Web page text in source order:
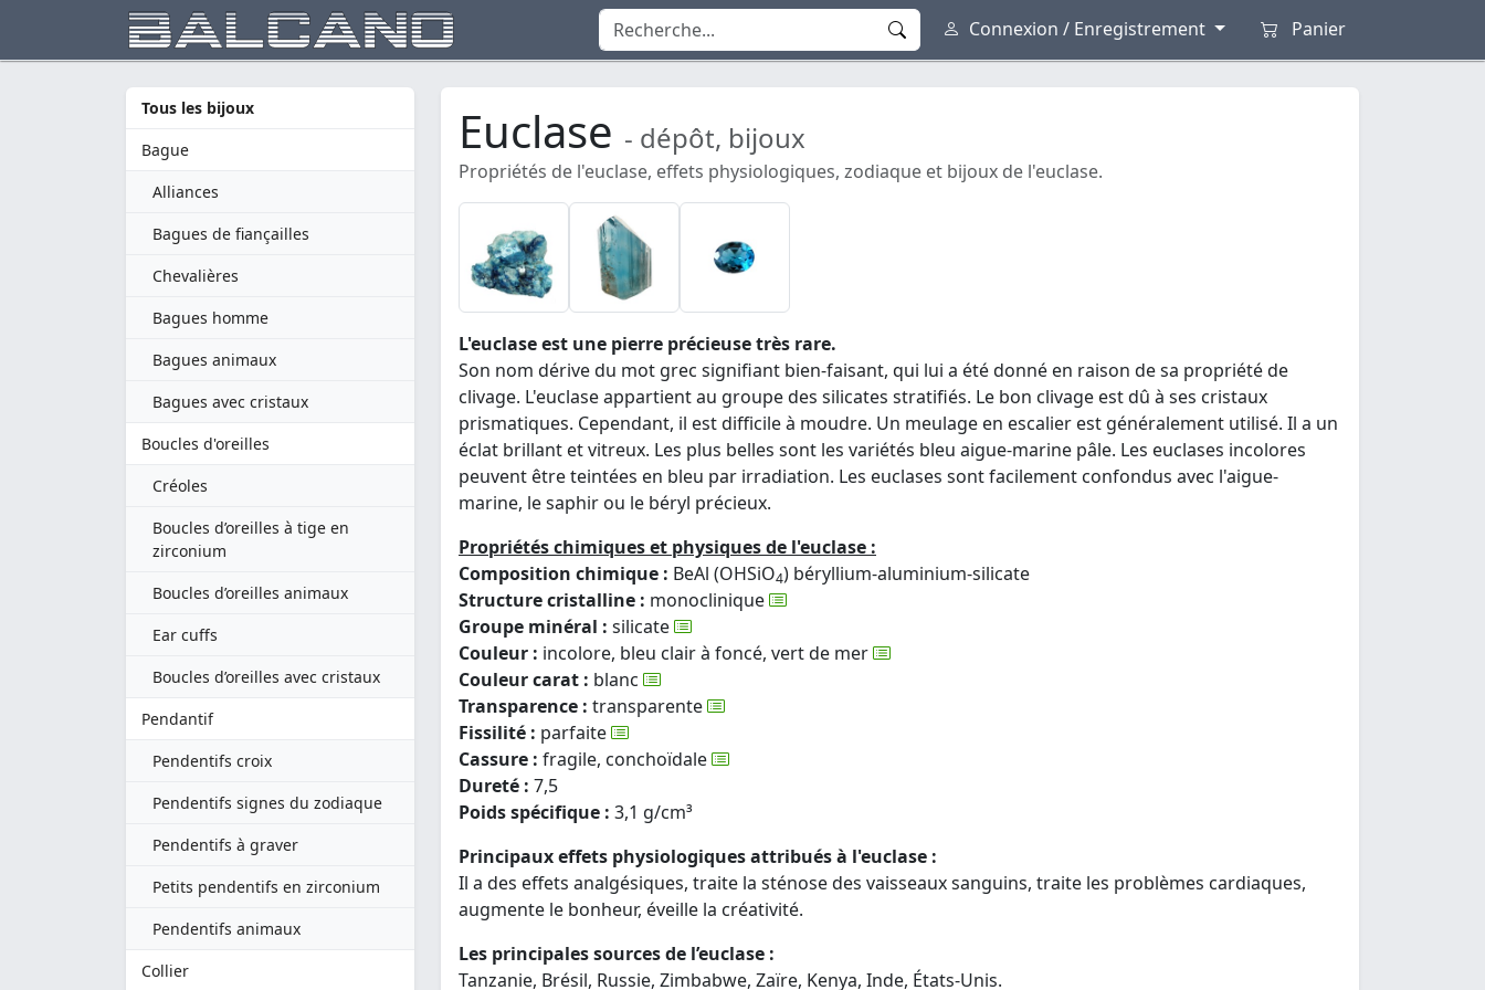
Connexion / Enregistrement Panier
Tous les bijoux
Bague
Alliances
Bagues de fiançailles
Chevalières
Bagues homme
Bagues animaux
Bagues avec cristaux
Boucles d'oreilles
Créoles
Boucles d’oreilles à tige en
zirconium
Boucles d’oreilles animaux
Ear cuffs
Boucles d’oreilles avec cristaux
Pendantif
Pendentifs croix
Pendentifs signes du zodiaque
Pendentifs à graver
Petits pendentifs en zirconium
Pendentifs animaux
Collier
Euclase - dépôt, bijoux
Propriétés de l'euclase, effets physiologiques, zodiaque et bijoux de l'euclase.
L'euclase est une pierre précieuse très rare.
Son nom dérive du mot grec signifiant bien-faisant, qui lui a été donné en raison de sa propriété de
clivage. L'euclase appartient au groupe des silicates stratifiés. Le bon clivage est dû à ses cristaux
prismatiques. Cependant, il est difficile à moudre. Un meulage en escalier est généralement utilisé. Il a un
éclat brillant et vitreux. Les plus belles sont les variétés bleu aigue-marine pâle. Les euclases incolores
peuvent être teintées en bleu par irradiation. Les euclases sont facilement confondus avec l'aigue-
marine, le saphir ou le béryl précieux.
Propriétés chimiques et physiques de l'euclase :
Composition chimique : BeAl (OHSiO4) béryllium-aluminium-silicate
Structure cristalline : monoclinique
Groupe minéral : silicate
Couleur : incolore, bleu clair à foncé, vert de mer
Couleur carat : blanc
Transparence : transparente
Fissilité : parfaite
Cassure : fragile, conchoïdale
Dureté : 7,5
Poids spécifique : 3,1 g/cm³
Principaux effets physiologiques attribués à l'euclase :
Il a des effets analgésiques, traite la sténose des vaisseaux sanguins, traite les problèmes cardiaques,
augmente le bonheur, éveille la créativité.
Les principales sources de l’euclase :
Tanzanie, Brésil, Russie, Zimbabwe, Zaïre, Kenya, Inde, États-Unis.